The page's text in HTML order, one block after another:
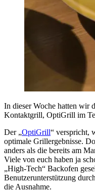
In dieser Woche hatten wir
Kontaktgrill, OptiGrill im
Der „OptiGrill“ verspricht,
optimale Grillergebnisse.
anders als die bereits am
Viele von euch haben ja
„High-Tech“ Backofen
Benutzerunterstützung
die Ausnahme.